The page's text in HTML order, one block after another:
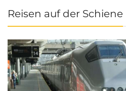
Reisen auf der Schiene